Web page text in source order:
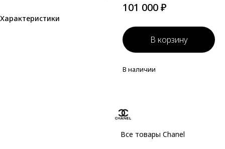
Характеристики
101 000 ₽
В корзину
В наличии
Все товары Chanel